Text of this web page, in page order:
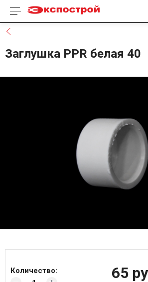
Каталог товаров
Заглушка PPR белая 40
65
Количество: